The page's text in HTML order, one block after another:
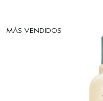
MÁS VENDIDOS